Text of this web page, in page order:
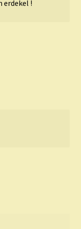
erdekel !